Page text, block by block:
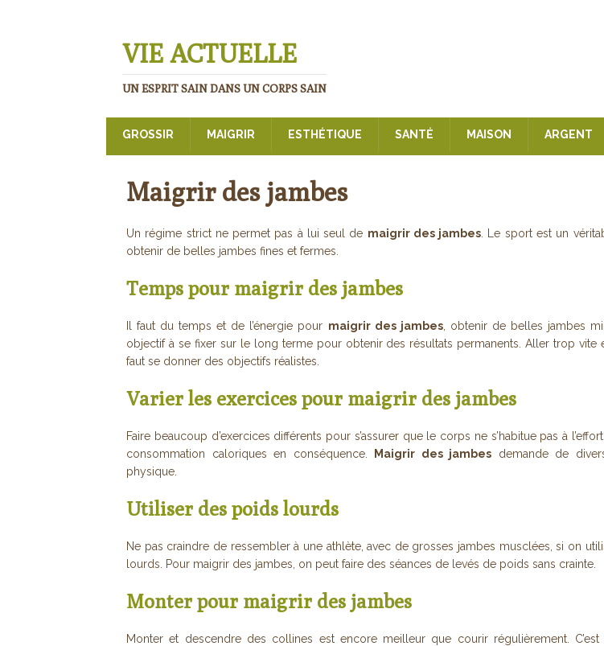
VIE ACTUELLE
UN ESPRIT SAIN DANS UN CORPS SAIN
GROSSIR MAIGRIR ESTHÉTIQUE SANTÉ MAISON ARGENT
Maigrir des jambes
Un régime strict ne permet pas à lui seul de maigrir des jambes . Le sport est un
obtenir de belles jambes fines et fermes.
Temps pour maigrir des jambes
Il faut du temps et de l’énergie pour maigrir des jambes, obtenir de belles jambes
objectif à se fixer sur le long terme pour obtenir des résultats permanents. Aller trop vite
faut se donner des objectifs réalistes.
Varier les exercices pour maigrir des jambes
Faire beaucoup d’exercices différents pour s’assurer que le corps ne s’habitue pas à
consommation caloriques en conséquence.
Maigrir des jambes demande de
physique.
Utiliser des poids lourds
Ne pas craindre de ressembler à une athlète, avec de grosses jambes musclées, si on
lourds. Pour maigrir des jambes, on peut faire des séances de levés de poids sans crainte.
Monter pour maigrir des jambes
Monter et descendre des collines est encore meilleur que courir régulièrement.